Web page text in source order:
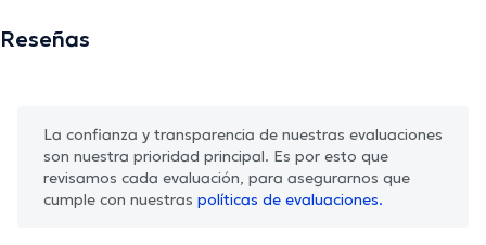
Reseñas
La confianza y transparencia de nuestras evaluaciones
son nuestra prioridad principal. Es por esto que
revisamos cada evaluación, para asegurarnos que
cumple con nuestras políticas de evaluaciones.